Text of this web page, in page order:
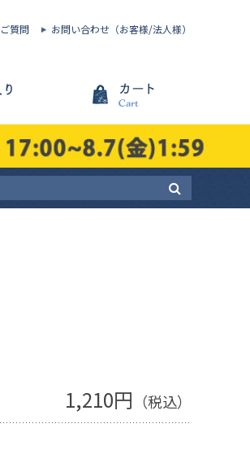
質問 お問い合わせ（お客様/法人様）
1,210円 （税込）